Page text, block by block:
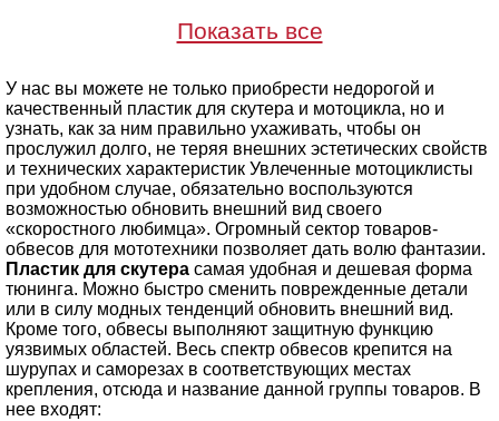
Показать все
У нас вы можете не только приобрести недорогой и
качественный пластик для скутера и мотоцикла, но и
узнать, как за ним правильно ухаживать, чтобы он
прослужил долго, не теряя внешних эстетических свойств
и технических характеристик Увлеченные мотоциклисты
при удобном случае, обязательно воспользуются
возможностью обновить внешний вид своего
«скоростного любимца». Огромный сектор товаров-
обвесов для мототехники позволяет дать волю фантазии.
Пластик для скутера самая удобная и дешевая форма
тюнинга. Можно быстро сменить поврежденные детали
или в силу модных тенденций обновить внешний вид.
Кроме того, обвесы выполняют защитную функцию
уязвимых областей. Весь спектр обвесов крепится на
шурупах и саморезах в соответствующих местах
крепления, отсюда и название данной группы товаров. В
нее входят: